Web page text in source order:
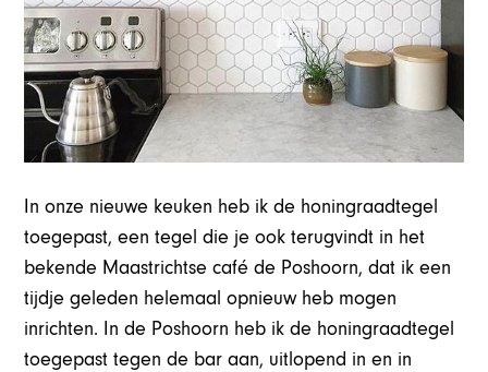
In onze nieuwe keuken heb ik de honingraadtegel
toegepast, een tegel die je ook terugvindt in het
bekende Maastrichtse café de Poshoorn, dat ik een
tijdje geleden helemaal opnieuw heb mogen
inrichten. In de Poshoorn heb ik de honingraadtegel
toegepast tegen de bar aan, uitlopend in en in